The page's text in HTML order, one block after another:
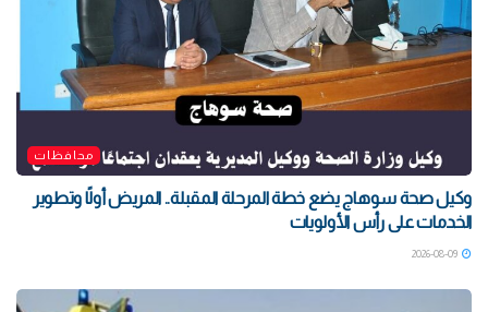
محافظات
وكيل صحة سوهاج يضع خطة المرحلة المقبلة.. المريض أولًا وتطوير
الخدمات على رأس الأولويات